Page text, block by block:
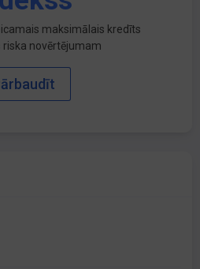
maksimālais kredīts
riska novērtējumam